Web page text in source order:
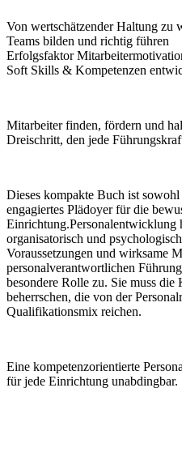
Von wertschätzender Haltung zu
Teams bilden und richtig führen
Erfolgsfaktor
Soft Skills & Kompetenzen
Mitarbeiter finden, fördern und
Dreischritt, den jede
Dieses kompakte Buch ist
engagiertes Plädoyer für die
Einrichtung.Personalentwicklung
organisatorisch und
Voraussetzungen und wirksame
personalverantwortlichen
besondere Rolle zu. Sie muss
beherrschen, die von der
Qualifikationsmix reichen.
Eine kompetenzorientierte
für jede Einrichtung unabdingbar.